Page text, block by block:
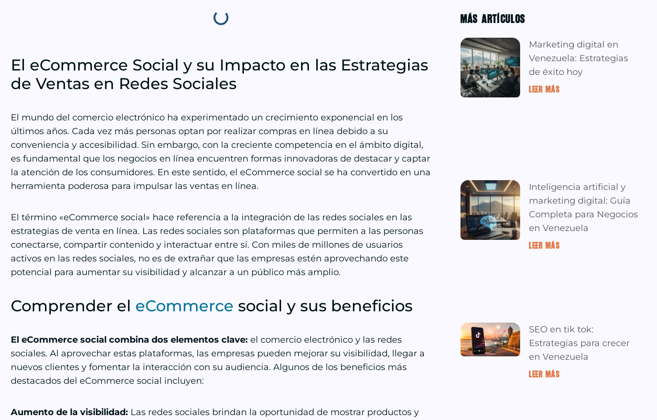
El eCommerce Social y su Impacto en las Estrategias
de Ventas en Redes Sociales
El mundo del comercio electrónico ha experimentado un crecimiento exponencial en los
últimos años. Cada vez más personas optan por realizar compras en línea debido a su
conveniencia y accesibilidad. Sin embargo, con la creciente competencia en el ámbito digital,
es fundamental que los negocios en línea encuentren formas innovadoras de destacar y captar
la atención de los consumidores. En este sentido, el eCommerce social se ha convertido en una
herramienta poderosa para impulsar las ventas en línea.
El término «eCommerce social» hace referencia a la integración de las redes sociales en las
estrategias de venta en línea. Las redes sociales son plataformas que permiten a las personas
conectarse, compartir contenido y interactuar entre sí. Con miles de millones de usuarios
activos en las redes sociales, no es de extrañar que las empresas estén aprovechando este
potencial para aumentar su visibilidad y alcanzar a un público más amplio.
Comprender el eCommerce social y sus beneficios
El eCommerce social combina dos elementos clave: el comercio electrónico y las redes
sociales. Al aprovechar estas plataformas, las empresas pueden mejorar su visibilidad, llegar a
nuevos clientes y fomentar la interacción con su audiencia. Algunos de los beneficios más
destacados del eCommerce social incluyen:
Aumento de la visibilidad: Las redes sociales brindan la oportunidad de mostrar productos y
MÁS ARTÍCULOS
Marketing digital en
Venezuela: Estrategias
de éxito hoy
LEER MÁS »
Inteligencia artificial y
marketing digital: Guía
Completa para Negocios
en Venezuela
LEER MÁS »
SEO en tik tok:
Estrategias para crecer
en Venezuela
LEER MÁS »